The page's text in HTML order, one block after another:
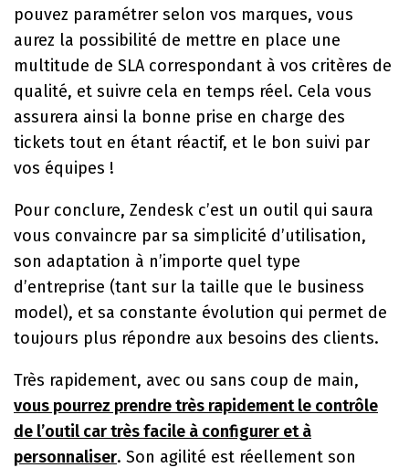
pouvez paramétrer selon vos marques, vous
aurez la possibilité de mettre en place une
multitude de SLA correspondant à vos critères de
qualité, et suivre cela en temps réel. Cela vous
assurera ainsi la bonne prise en charge des
tickets tout en étant réactif, et le bon suivi par
vos équipes !
Pour conclure, Zendesk c’est un outil qui saura
vous convaincre par sa simplicité d’utilisation,
son adaptation à n’importe quel type
d’entreprise (tant sur la taille que le business
model), et sa constante évolution qui permet de
toujours plus répondre aux besoins des clients.
Très rapidement, avec ou sans coup de main,
vous pourrez prendre très rapidement le contrôle
de l’outil car très facile à configurer et à
personnaliser. Son agilité est réellement son